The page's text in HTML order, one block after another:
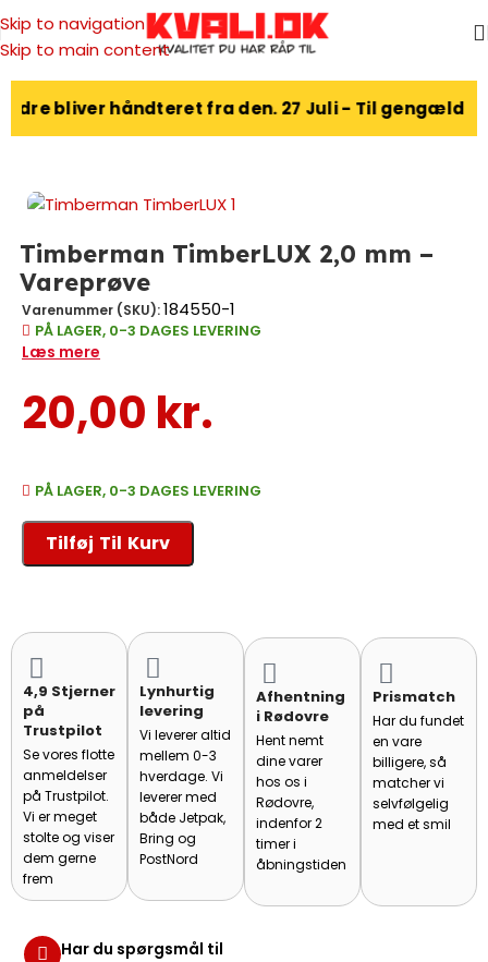
Skip to navigation
Skip to main content
Forside /Vareprøver
ordre bliver håndteret fra den. 27 Juli - Til
Timberman TimberLUX 2,0 mm –
Vareprøve
Varenummer (SKU):184550-1
PÅ LAGER, 0-3 DAGES LEVERING
Læs mere
20,00 kr.
PÅ LAGER, 0-3 DAGES LEVERING
Tilføj Til Kurv
4,9 Stjerner
på
Trustpilot
Se vores flotte
anmeldelser
på Trustpilot.
Vi er meget
stolte og viser
dem gerne
frem
Lynhurtig
levering
Vi leverer altid
mellem 0-3
hverdage. Vi
leverer med
både Jetpak,
Bring og
PostNord
Afhentning
i Rødovre
Hent nemt
dine varer
hos os i
Rødovre,
indenfor 2
timer i
åbningstiden
Prismatch
Har du fundet
en vare
billigere, så
matcher vi
selvfølgelig
med et smil
Har du spørgsmål til